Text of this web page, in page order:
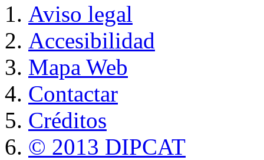
Aviso legal
Accesibilidad
Mapa Web
Contactar
Créditos
© 2013 DIPCAT